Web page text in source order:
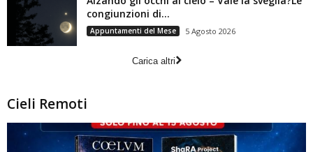
congiunzioni di...
Appuntamenti del Mese 5 Agosto 2026
Carica altri
Cieli Remoti